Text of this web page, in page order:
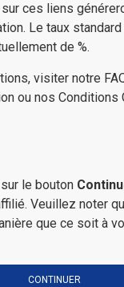
ces liens
Le taux
de %.
visiter notre
ou nos Conditions
le bouton
Veuillez noter
que ce soit à
CONTINUER